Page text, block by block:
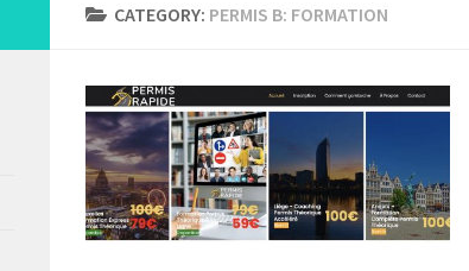
CATEGORY: PERMIS B: FORMATION